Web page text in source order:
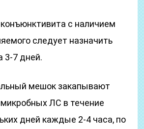
с наличием
следует назначить
3-7 дней.
мешок закапывают
ЛС в течение
дней каждые 2-4 часа, по